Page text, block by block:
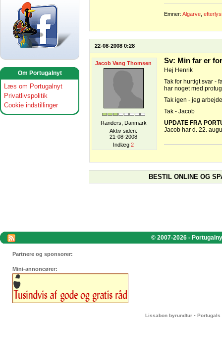
Om Portugalnyt
Læs om Portugalnyt
Privatlivspolitik
Cookie indstillinger
Emner: Algarve,
22-08-2008 0:28
Jacob Vang Thomsen
Randers, Danmark
Aktiv siden:
21-08-2008
Indlæg 2
Sv: Min far er
Hej Henrik
Tak for hurtigt svar -
har noget med
Tak igen - jeg
Tak - Jacob
UPDATE FRA
Jacob har d. 22.
BESTIL ONLINE OG
© 2007-2026 -
Partnere og sponsorer:
Mini-annoncører:
Lissabon byrundtur - Portugals